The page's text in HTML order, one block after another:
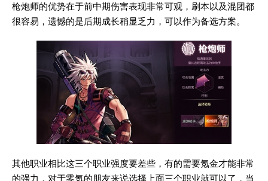
枪炮师的优势在于前中期伤害表现非常可观，刷本以及混团都
很容易，遗憾的是后期成长稍显乏力，可以作为备选方案。
其他职业相比这三个职业强度要差些，有的需要氪金才能非常
的强力，对于零氪的朋友来说选择上面三个职业就可以了，当